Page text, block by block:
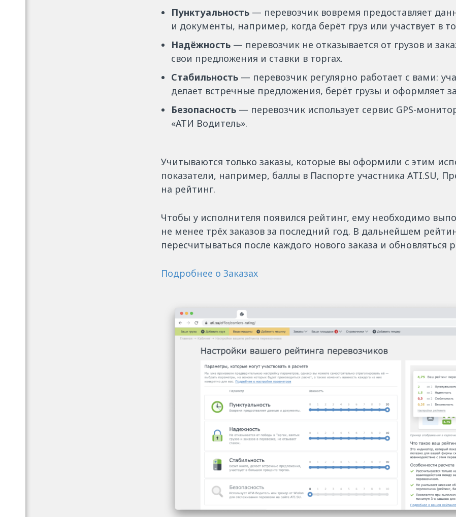
Пунктуальность — перевозчик вовремя предоставляет
и документы, например, когда берёт груз или участвует в
Надёжность — перевозчик не отказывается от грузов и
свои предложения и ставки в торгах.
Стабильность — перевозчик регулярно работает с вами:
делает встречные предложения, берёт грузы и оформляет
Безопасность — перевозчик использует сервис GPS-
«АТИ Водитель».
Учитываются только заказы, которые вы оформили с этим
показатели, например, баллы в Паспорте участника ATI.SU,
на рейтинг.
Чтобы у исполнителя появился рейтинг, ему необходимо
не менее трёх заказов за последний год. В дальнейшем
пересчитываться после каждого нового заказа и обновляться
Подробнее о Заказах